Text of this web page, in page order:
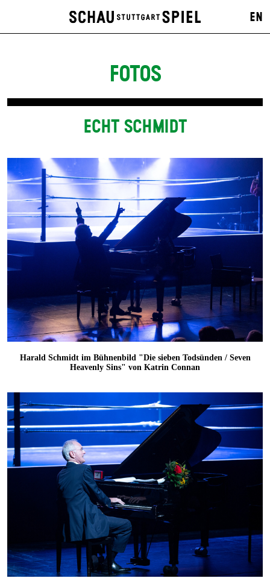
EN
FOTOS
ECHT SCHMIDT
Harald Schmidt im Bühnenbild "Die sieben Todsünden / Seven
Heavenly Sins" von Katrin Connan